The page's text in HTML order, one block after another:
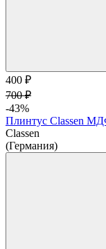
400 ₽
700 ₽
-43%
Плинтус Classen
Classen
(Германия)